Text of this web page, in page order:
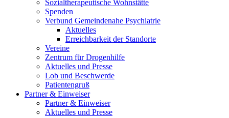
Sozialtherapeutische Wohnstätte
Spenden
Verbund Gemeindenahe Psychiatrie
Aktuelles
Erreichbarkeit der Standorte
Vereine
Zentrum für Drogenhilfe
Aktuelles und Presse
Lob und Beschwerde
Patientengruß
Partner & Einweiser
Partner & Einweiser
Aktuelles und Presse